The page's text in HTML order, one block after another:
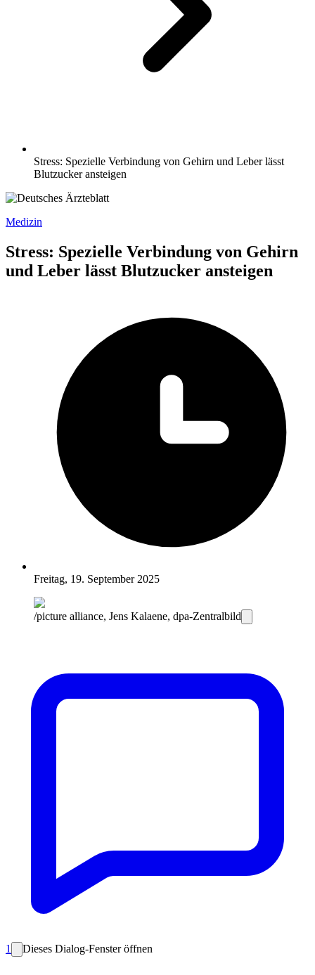
Stress: Spezielle Verbindung von Gehirn und Leber lässt
Blutzucker ansteigen
Medizin
Stress: Spezielle Verbindung von Gehirn
und Leber lässt Blutzucker ansteigen
Freitag, 19. September 2025
/picture alliance, Jens Kalaene, dpa-Zentralbild
1 Dieses Dialog-Fenster öffnen